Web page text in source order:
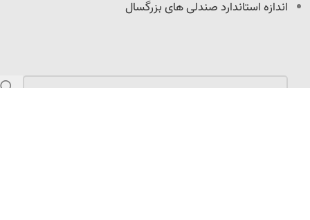
اندازه استاندارد صندلی های بزرگسال